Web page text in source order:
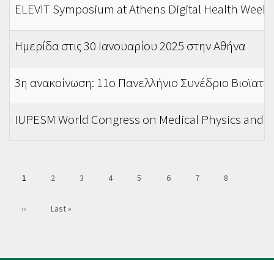
ELEVIT Symposium at Athens Digital Health Week
Ημερίδα στις 30 Ιανουαρίου 2025 στην Αθήνα
3η ανακοίνωση: 11ο Πανελλήνιο Συνέδριο
IUPESM World Congress on Medical Physics and
Current
1 Page
2 Page
3 Page
4 Page
5 Page
6 Page
7 Page
8
Next
››
Last
Last »